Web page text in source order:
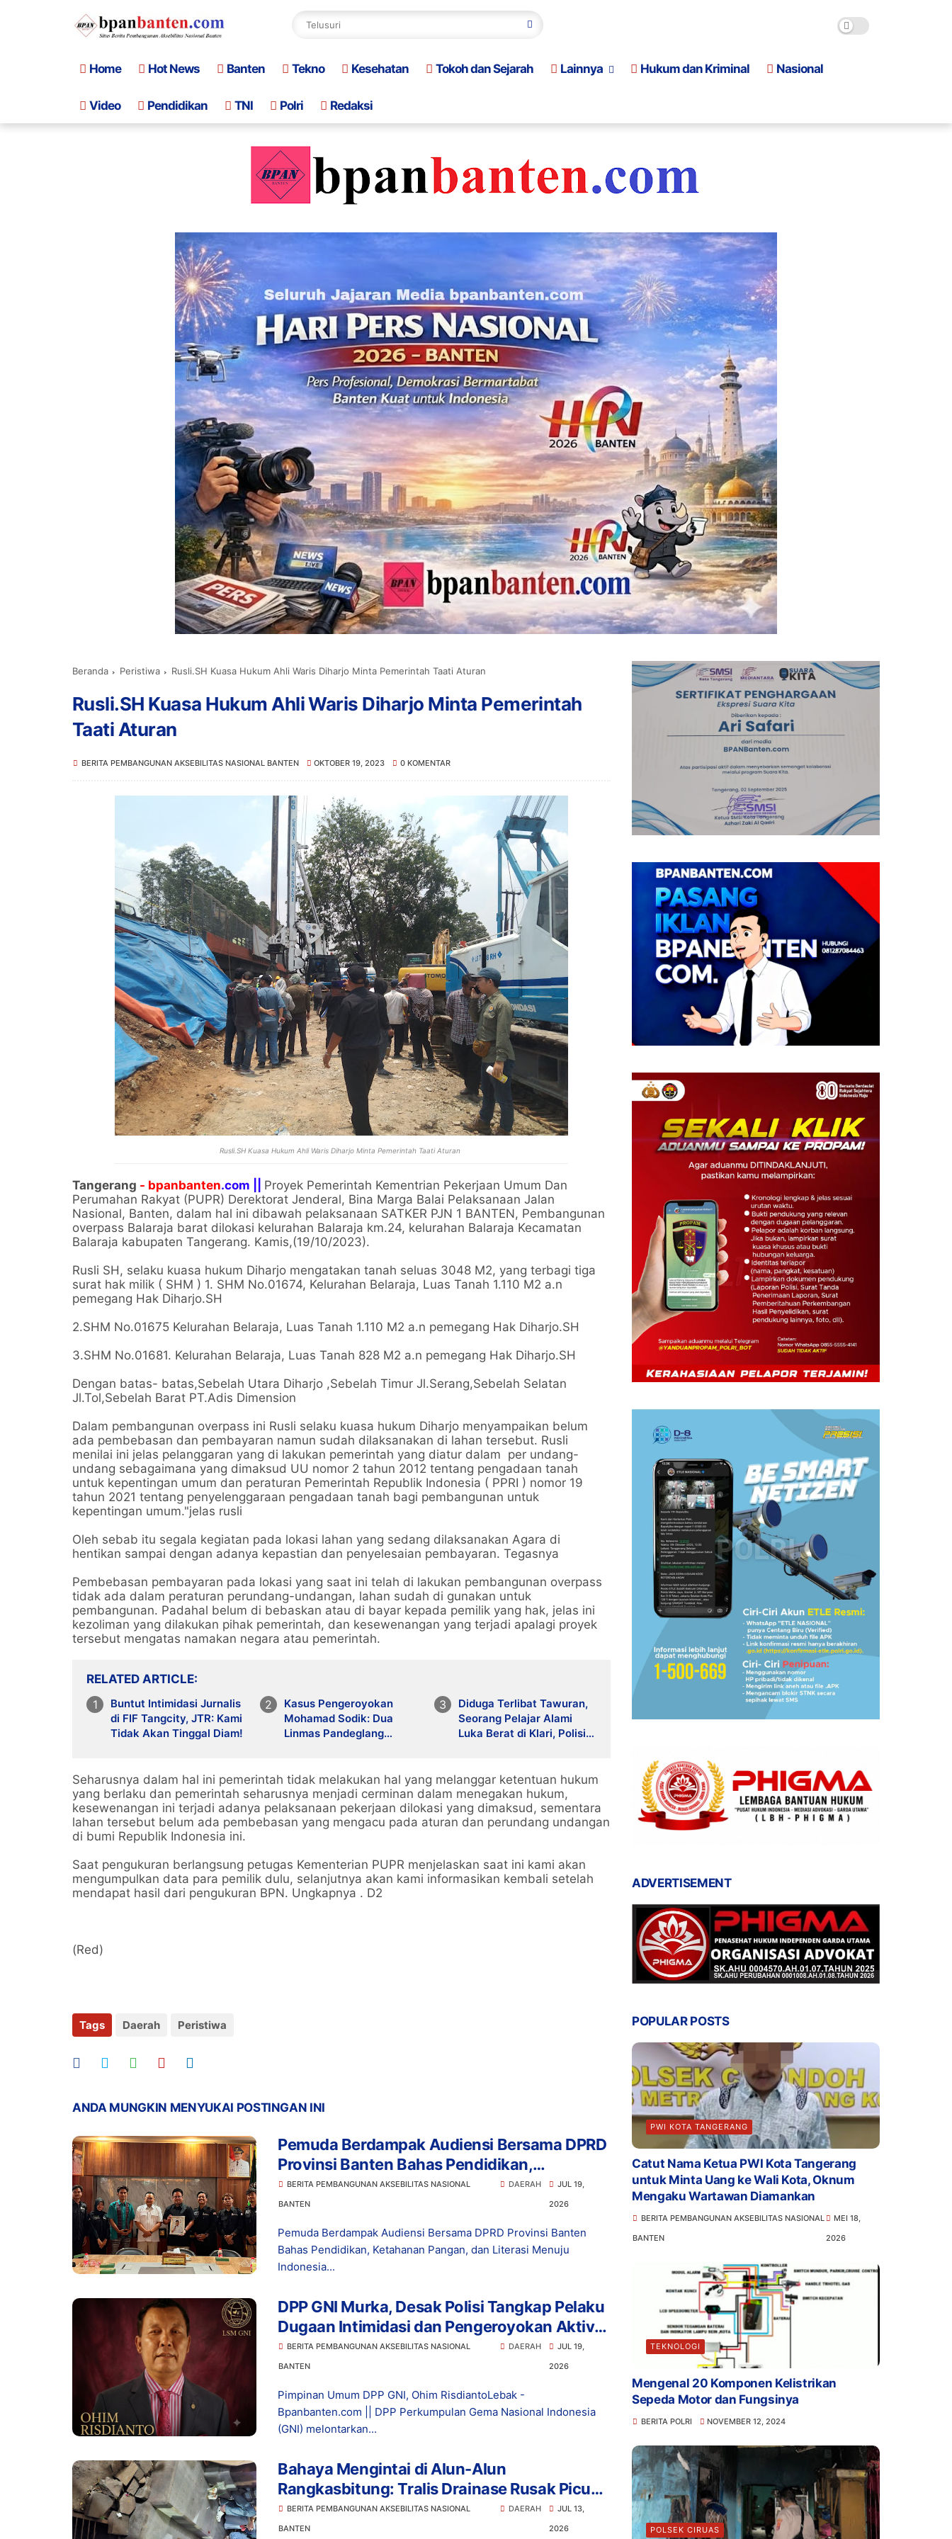
Home Hot News Banten Tekno Kesehatan Tokoh dan Sejarah Lainnya Hukum dan Kriminal Nasional
Video Pendidikan TNI Polri Redaksi
Beranda Peristiwa Rusli.SH Kuasa Hukum Ahli Waris Diharjo Minta Pemerintah Taati Aturan
Rusli.SH Kuasa Hukum Ahli Waris Diharjo Minta Pemerintah
Taati Aturan
BERITA PEMBANGUNAN AKSEBILITAS NASIONAL BANTEN OKTOBER 19, 2023 0 KOMENTAR
Rusli.SH Kuasa Hukum Ahli Waris Diharjo Minta Pemerintah Taati Aturan
Tangerang - bpanbanten.com || Proyek Pemerintah Kementrian Pekerjaan Umum Dan
Perumahan Rakyat (PUPR) Derektorat Jenderal, Bina Marga Balai Pelaksanaan Jalan
Nasional, Banten, dalam hal ini dibawah pelaksanaan SATKER PJN 1 BANTEN, Pembangunan
overpass Balaraja barat dilokasi kelurahan Balaraja km.24, kelurahan Balaraja Kecamatan
Balaraja kabupaten Tangerang. Kamis,(19/10/2023).
Rusli SH, selaku kuasa hukum Diharjo mengatakan tanah seluas 3048 M2, yang terbagi tiga
surat hak milik ( SHM ) 1. SHM No.01674, Kelurahan Belaraja, Luas Tanah 1.110 M2 a.n
pemegang Hak Diharjo.SH
2.SHM No.01675 Kelurahan Belaraja, Luas Tanah 1.110 M2 a.n pemegang Hak Diharjo.SH
3.SHM No.01681. Kelurahan Belaraja, Luas Tanah 828 M2 a.n pemegang Hak Diharjo.SH
Dengan batas- batas,Sebelah Utara Diharjo ,Sebelah Timur Jl.Serang,Sebelah Selatan
Jl.Tol,Sebelah Barat PT.Adis Dimension
Dalam pembangunan overpass ini Rusli selaku kuasa hukum Diharjo menyampaikan belum
ada pembebasan dan pembayaran namun sudah dilaksanakan di lahan tersebut. Rusli
menilai ini jelas pelanggaran yang di lakukan pemerintah yang diatur dalam per undang-
undang sebagaimana yang dimaksud UU nomor 2 tahun 2012 tentang pengadaan tanah
untuk kepentingan umum dan peraturan Pemerintah Republik Indonesia ( PPRI ) nomor 19
tahun 2021 tentang penyelenggaraan pengadaan tanah bagi pembangunan untuk
kepentingan umum."jelas rusli
Oleh sebab itu segala kegiatan pada lokasi lahan yang sedang dilaksanakan Agara di
hentikan sampai dengan adanya kepastian dan penyelesaian pembayaran. Tegasnya
Pembebasan pembayaran pada lokasi yang saat ini telah di lakukan pembangunan overpass
tidak ada dalam peraturan perundang-undangan, lahan sudah di gunakan untuk
pembangunan. Padahal belum di bebaskan atau di bayar kepada pemilik yang hak, jelas ini
kezoliman yang dilakukan pihak pemerintah, dan kesewenangan yang terjadi apalagi proyek
tersebut mengatas namakan negara atau pemerintah.
RELATED ARTICLE
Buntut Intimidasi Jurnalis
di FIF Tangcity, JTR: Kami
Tidak Akan Tinggal Diam!
Kasus Pengeroyokan
Mohamad Sodik: Dua
Linmas Pandeglang
Diduga Terlibat Tawuran,
Seorang Pelajar Alami
Luka Berat di Klari, Polisi
Seharusnya dalam hal ini pemerintah tidak melakukan hal yang melanggar ketentuan hukum
yang berlaku dan pemerintah seharusnya menjadi cerminan dalam menegakan hukum,
kesewenangan ini terjadi adanya pelaksanaan pekerjaan dilokasi yang dimaksud, sementara
lahan tersebut belum ada pembebasan yang mengacu pada aturan dan perundang undangan
di bumi Republik Indonesia ini.
Saat pengukuran berlangsung petugas Kementerian PUPR menjelaskan saat ini kami akan
mengumpulkan data para pemilik dulu, selanjutnya akan kami informasikan kembali setelah
mendapat hasil dari pengukuran BPN. Ungkapnya . D2
(Red)
Tags Daerah Peristiwa
ANDA MUNGKIN MENYUKAI POSTINGAN INI
Pemuda Berdampak Audiensi Bersama DPRD
Provinsi Banten Bahas Pendidikan,
Ketahanan Pangan, dan Literasi Menuju
Indonesia Emas 2045
BERITA PEMBANGUNAN AKSEBILITAS NASIONAL
BANTEN
DAERAH
JUL 19,
2026
Pemuda Berdampak Audiensi Bersama DPRD Provinsi Banten
Bahas Pendidikan, Ketahanan Pangan, dan Literasi Menuju
Indonesia...
DPP GNI Murka, Desak Polisi Tangkap Pelaku
Dugaan Intimidasi dan Pengeroyokan Aktivis
di Lebak
BERITA PEMBANGUNAN AKSEBILITAS NASIONAL
BANTEN
DAERAH
JUL 19,
2026
Pimpinan Umum DPP GNI, Ohim RisdiantoLebak -
Bpanbanten.com || DPP Perkumpulan Gema Nasional Indonesia
(GNI) melontarkan...
Bahaya Mengintai di Alun-Alun
Rangkasbitung: Tralis Drainase Rusak Picu
Banyak Pengunjung Terperosok
BERITA PEMBANGUNAN AKSEBILITAS NASIONAL
BANTEN
DAERAH
JUL 13,
2026
ADVERTISEMENT
POPULAR POSTS
PWI KOTA TANGERANG
Catut Nama Ketua PWI Kota Tangerang
untuk Minta Uang ke Wali Kota, Oknum
Mengaku Wartawan Diamankan
BERITA PEMBANGUNAN AKSEBILITAS NASIONAL
BANTEN
MEI 18,
2026
TEKNOLOGI
Mengenal 20 Komponen Kelistrikan
Sepeda Motor dan Fungsinya
BERITA POLRI NOVEMBER 12, 2024
POLSEK CIRUAS